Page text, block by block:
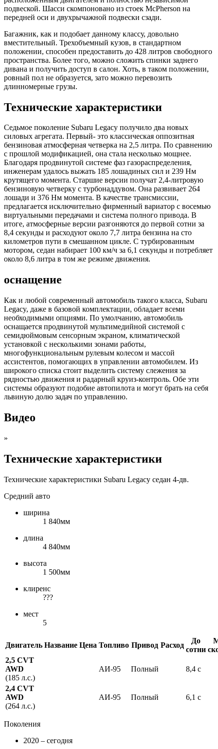
подвеской. Шасси скомпоновано из стоек McPherson на
передней оси и двухрычажной подвески сзади.
Багажник, как и подобает данному классу, довольно
вместительный. Трехобъемный кузов, в стандартном
положении, способен предоставить до 428 литров свободного
пространства. Более того, можно сложить спинки заднего
дивана и получить доступ в салон. Хоть, в таком положении,
ровный пол не образуется, зато можно перевозить
длинномерные грузы.
Технические характеристики
Седьмое поколение Subaru Legacy получило два новых
силовых агрегата. Первый- это классическая оппозитная
бензиновая атмосферная четверка на 2,5 литра. По сравнению
с прошлой модификацией, она стала несколько мощнее.
Благодаря продвинутой системе фаз газораспределения,
инженерам удалось выжать 185 лошадиных сил и 239 Нм
крутящего момента. Старшие версии получат 2,4-литровую
бензиновую четверку с турбонаддувом. Она развивает 264
лошади и 376 Нм момента. В качестве трансмиссии,
предлагается исключительно фирменный вариатор с восемью
виртуальными передачами и система полного привода. В
итоге, атмосферные версии разгоняются до первой сотни за
8,4 секунды и расходуют около 7,7 литра бензина на сто
километров пути в смешанном цикле. С турбированным
мотором, седан набирает 100 км/ч за 6,1 секунды и потребляет
около 8,6 литра в том же режиме движения.
оснащение
Как и любой современный автомобиль такого класса, Subaru
Legacy, даже в базовой комплектации, обладает всеми
необходимыми опциями. По умолчанию, автомобиль
оснащается продвинутой мультимедийной системой с
семидюймовым сенсорным экраном, климатической
установкой с несколькими зонами работы,
многофункциональным рулевым колесом и массой
ассистентов, помогающих в управлении автомобилем. Из
широкого списка стоит выделить систему слежения за
рядностью движения и радарный круиз-контроль. Обе эти
системы образуют подобие автопилота и могут брать на себя
львиную долю задач по управлению.
Видео
»
Технические характеристики
Технические характеристики Subaru Legacy седан 4-дв.
Средний авто
ширина
1 840мм
длина
4 840мм
высота
1 500мм
клиренс
???
мест
5
Двигатель Название Цена Топливо Привод Расход
До
сотни
2,5 CVT
AWD
(185 л.с.)
АИ-95 Полный 8,4 с
2,4 CVT
AWD
(264 л.с.)
АИ-95 Полный 6,1 с
Поколения
2020 – сегодня